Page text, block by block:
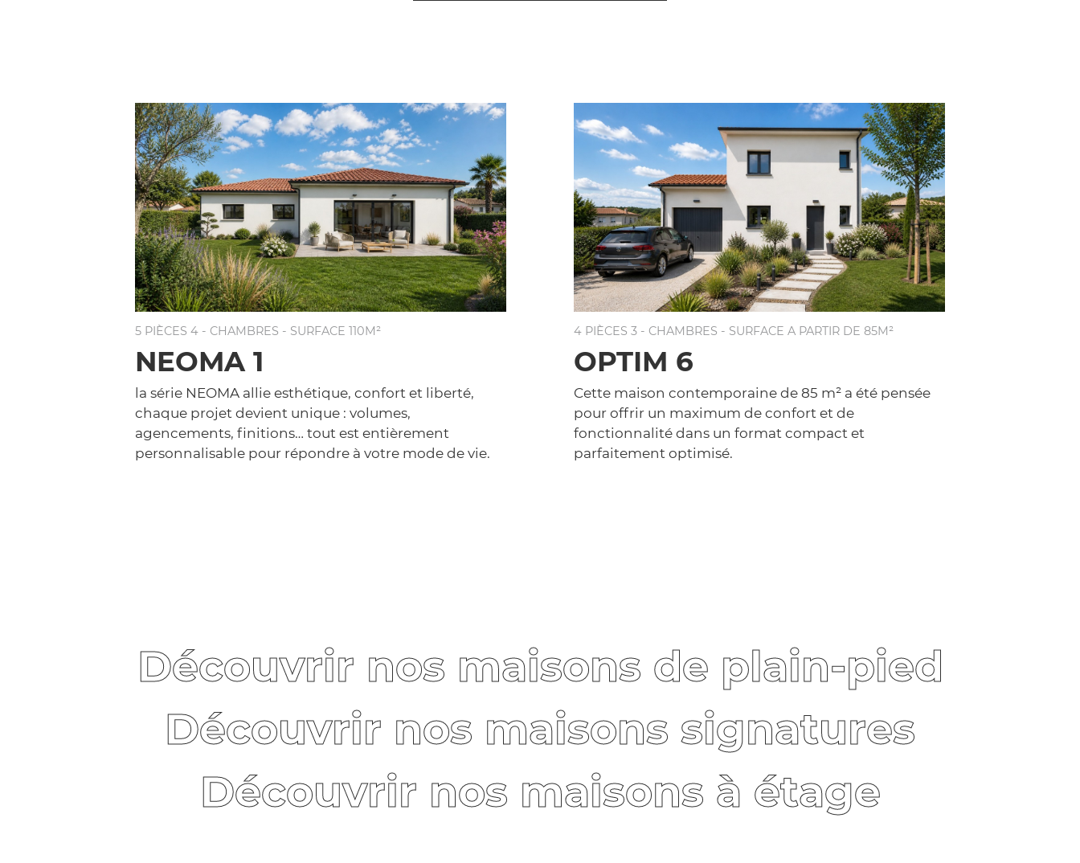
5 PIÈCES 4 - CHAMBRES - SURFACE 110M²
NEOMA 1
la série NEOMA allie esthétique, confort et liberté,
chaque projet devient unique : volumes,
agencements, finitions… tout est entièrement
personnalisable pour répondre à votre mode de vie.
4 PIÈCES 3 - CHAMBRES - SURFACE A PARTIR DE 85M²
OPTIM 6
Cette maison contemporaine de 85 m² a été pensée
pour offrir un maximum de confort et de
fonctionnalité dans un format compact et
parfaitement optimisé.
Découvrir nos maisons de plain-pied
Découvrir nos maisons signatures
Découvrir nos maisons à étage